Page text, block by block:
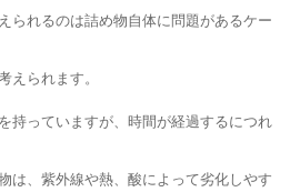
られるのは詰め物自体に問題があるケー
えられます。
持っていますが、時間が経過するにつれ
は、紫外線や熱、酸によって劣化しやす